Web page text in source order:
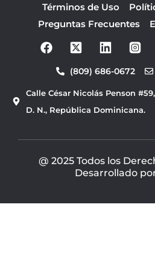
Términos de Uso
Preguntas Frecuentes
F
a
b
o
o
(809) 686-0672
Calle César Nicolás Penson
D. N., República Dominicana.
@ 2025 Todos los
Desarrollado